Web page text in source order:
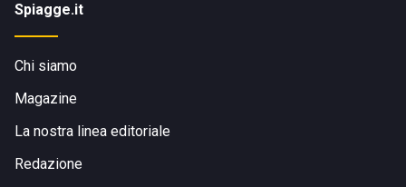
Spiagge.it
Chi siamo
Magazine
La nostra linea editoriale
Redazione